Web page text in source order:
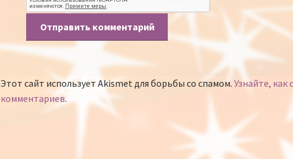
Этот сайт использует Akismet для борьбы со спамом.Узнайте,
комментариев.